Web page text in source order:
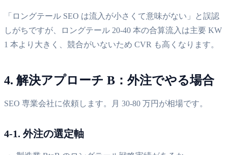
「ロングテール SEO は流入が小さくて意味がない」と誤認
しがちですが、ロングテール 20-40 本の合算流入は主要 KW
1 本より大きく、競合がいないため CVR も高くなります。
4. 解決アプローチ B：外注でやる場合
SEO 専業会社に依頼します。月 30-80 万円が相場です。
4-1. 外注の選定軸